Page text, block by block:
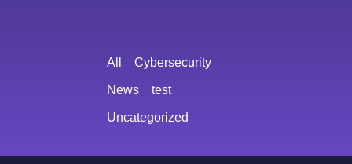
Cybersecurity
News test
Uncategorized
All